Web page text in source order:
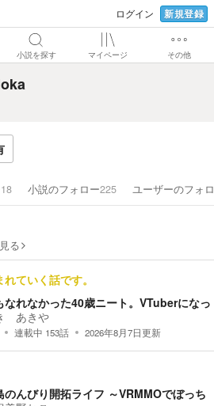
ログイン 新規登録
小説を探す マイページ その他
18 小説のフォロー225 ユーザーのフォ
る
ていく話です。
なれなかった40歳ニート。VTuberになっ
あきや
連載中 153話 2026年8月7日更新
のんびり開拓ライフ ～VRMMOでぼっち